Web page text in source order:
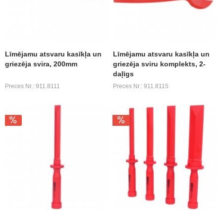
Līmējamu atsvaru kasīkļa un
griezēja svira, 200mm
Preces Nr.: 911.8111
Līmējamu atsvaru kasīkļa un
griezēja sviru komplekts, 2-
daļīgs
Preces Nr.: 911.8115